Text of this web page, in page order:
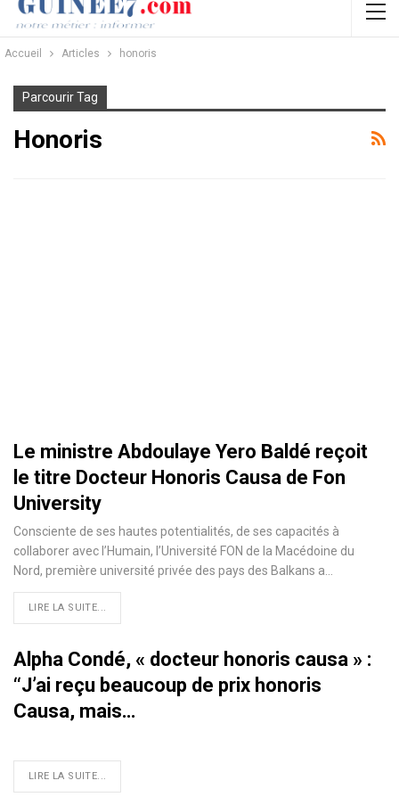
Accueil Articles honoris
Parcourir Tag
Honoris
Le ministre Abdoulaye Yero Baldé reçoit
le titre Docteur Honoris Causa de Fon
University
Consciente de ses hautes potentialités, de ses capacités à
collaborer avec l’Humain, l’Université FON de la Macédoine du
Nord, première université privée des pays des Balkans a
LIRE LA SUITE...
Alpha Condé, « docteur honoris causa » :
‘‘J’ai reçu beaucoup de prix honoris
Causa, mais…
LIRE LA SUITE...